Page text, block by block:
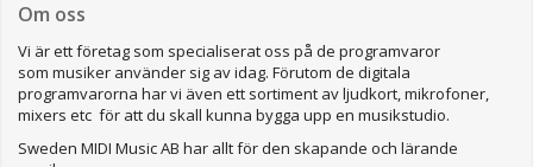
Om oss
Vi är ett företag som specialiserat oss på de programvaror
som musiker använder sig av idag. Förutom de digitala
programvarorna har vi även ett sortiment av ljudkort, mikrofoner,
mixers etc för att du skall kunna bygga upp en musikstudio.
Sweden MIDI Music AB har allt för den skapande och lärande